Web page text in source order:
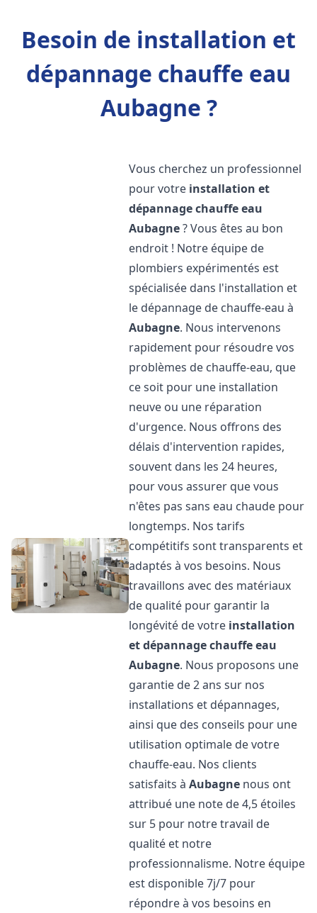
Besoin de installation et
dépannage chauffe eau
Aubagne ?
Vous cherchez un professionnel
pour votre installation et
dépannage chauffe eau
Aubagne? Vous êtes au bon
endroit ! Notre équipe de
plombiers expérimentés est
spécialisée dans l'installation et
le dépannage de chauffe-eau à
Aubagne. Nous intervenons
rapidement pour résoudre vos
problèmes de chauffe-eau, que
ce soit pour une installation
neuve ou une réparation
d'urgence. Nous offrons des
délais d'intervention rapides,
souvent dans les 24 heures,
pour vous assurer que vous
n'êtes pas sans eau chaude pour
longtemps. Nos tarifs
compétitifs sont transparents et
adaptés à vos besoins. Nous
travaillons avec des matériaux
de qualité pour garantir la
longévité de votre installation
et dépannage chauffe eau
Aubagne. Nous proposons une
garantie de 2 ans sur nos
installations et dépannages,
ainsi que des conseils pour une
utilisation optimale de votre
chauffe-eau. Nos clients
satisfaits àAubagne nous ont
attribué une note de 4,5 étoiles
sur 5 pour notre travail de
qualité et notre
professionnalisme. Notre équipe
est disponible 7j/7 pour
répondre à vos besoins en